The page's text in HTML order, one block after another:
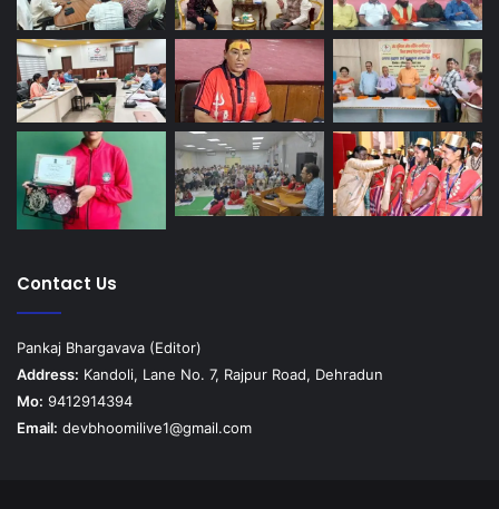
Contact Us
Pankaj Bhargavava (Editor)
Address: Kandoli, Lane No. 7, Rajpur Road, Dehradun
Mo: 9412914394
Email: devbhoomilive1@gmail.com